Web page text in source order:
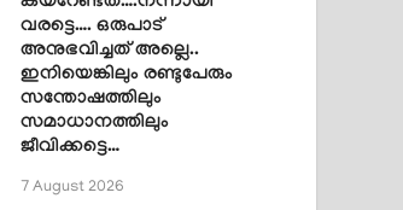
വരട്ടെ…. ഒരുപാട്
അനുഭവിച്ചത് അല്ലെ..
ഇനിയെങ്കിലും രണ്ടുപേരും
സന്തോഷത്തിലും
സമാധാനത്തിലും
ജീവിക്കട്ടെ…
7 August 2026